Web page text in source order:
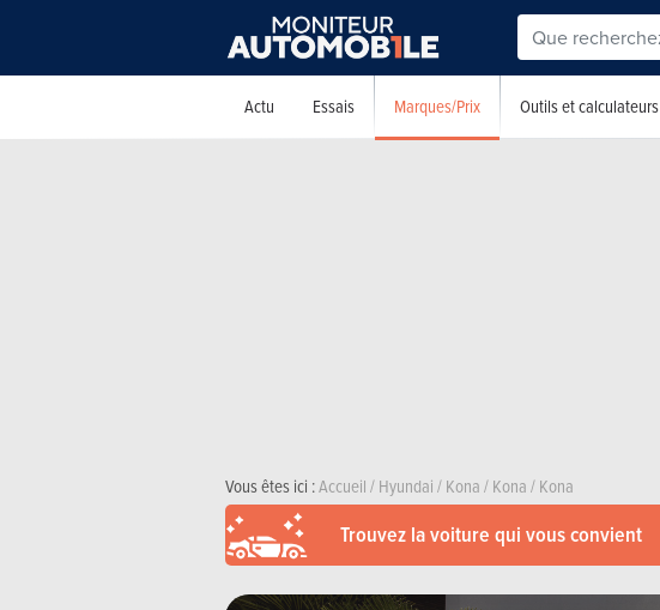
Actu Essais Marques/Prix Outils et calculateurs
Vous êtes ici :Accueil/Hyundai/Kona/Kona/Kona
Trouvez la voiture qui vous convient